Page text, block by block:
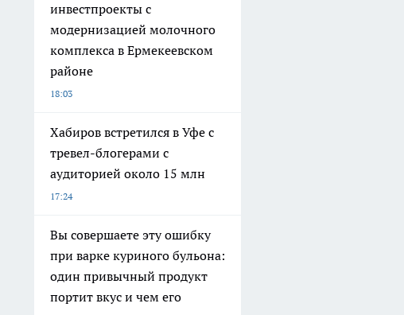
инвестпроекты с
модернизацией молочного
комплекса в Ермекеевском
районе
18:03
Хабиров встретился в Уфе с
тревел-блогерами с
аудиторией около 15 млн
17:24
Вы совершаете эту ошибку
при варке куриного бульона:
один привычный продукт
портит вкус и чем его